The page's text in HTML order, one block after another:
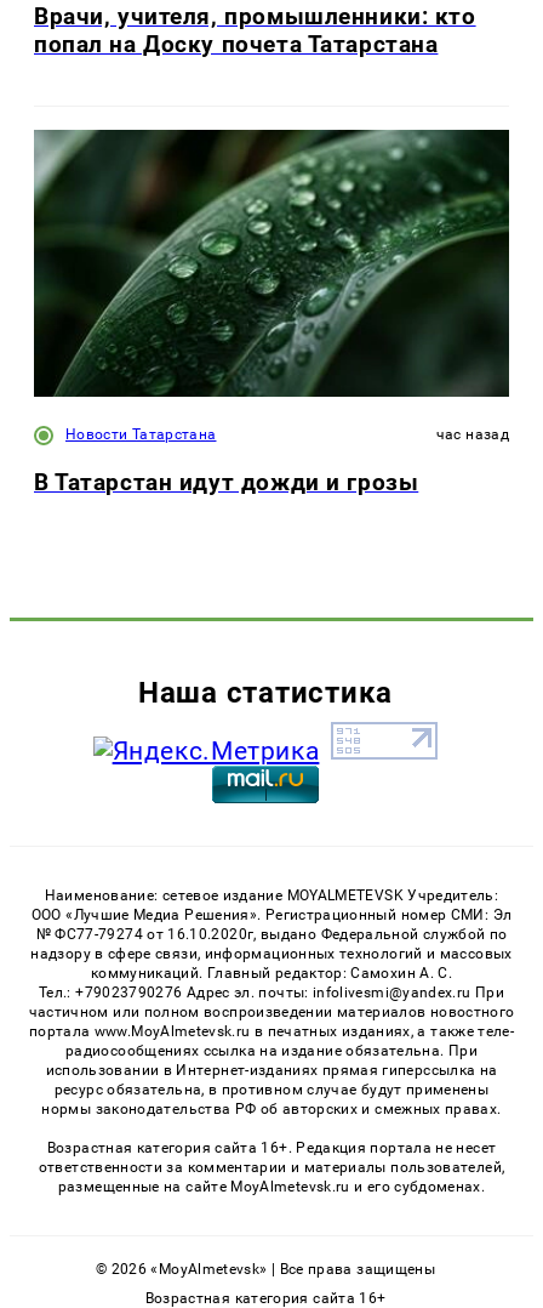
Врачи, учителя, промышленники: кто
попал на Доску почета Татарстана
Новости Татарстана час назад
В Татарстан идут дожди и грозы
Наша статистика
Наименование: сетевое издание MOYALMETEVSK Учредитель:
ООО «Лучшие Медиа Решения». Регистрационный номер СМИ: Эл
№ ФС77-79274 от 16.10.2020г, выдано Федеральной службой по
надзору в сфере связи, информационных технологий и массовых
коммуникаций. Главный редактор: Самохин А. С.
Тел.: +79023790276 Адрес эл. почты: infolivesmi@yandex.ru При
частичном или полном воспроизведении материалов новостного
портала www.MoyAlmetevsk.ru в печатных изданиях, а также теле-
радиосообщениях ссылка на издание обязательна. При
использовании в Интернет-изданиях прямая гиперссылка на
ресурс обязательна, в противном случае будут применены
нормы законодательства РФ об авторских и смежных правах.
Возрастная категория сайта 16+. Редакция портала не несет
ответственности за комментарии и материалы пользователей,
размещенные на сайте MoyAlmetevsk.ru и его субдоменах.
© 2026 «MoyAlmetevsk» | Все права защищены
Возрастная категория сайта 16+